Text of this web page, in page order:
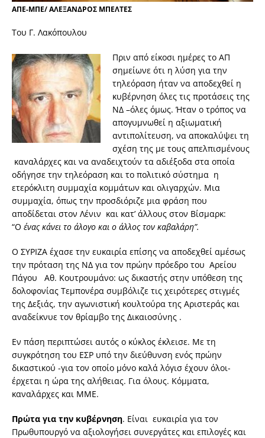
ΑΠΕ-ΜΠΕ/ ΑΛΕΞΑΝΔΡΟΣ ΜΠΕΛΤΕΣ
Του Γ. Λακόπουλου
Πριν από είκοσι ημέρες το ΑΠ
σημείωνε ότι η λύση για την
τηλεόραση ήταν να αποδεχθεί η
κυβέρνηση όλες τις προτάσεις της
ΝΔ –όλες όμως. Ήταν ο τρόπος να
απογυμνωθεί η αξιωματική
αντιπολίτευση, να αποκαλύψει τη
σχέση της με τους απελπισμένους
καναλάρχες και να αναδειχτούν τα αδιέξοδα στα οποία
οδήγησε την τηλεόραση και το πολιτικό σύστημα η
ετερόκλιτη συμμαχία κομμάτων και ολιγαρχών. Μια
συμμαχία, όπως την προσδιόριζε μια φράση που
αποδίδεται στον Λένιν και κατ’ άλλους στον Βίσμαρκ:
“Ο ένας κάνει το άλογο και ο άλλος τον καβαλάρη”.
Ο ΣΥΡΙΖΑ έχασε την ευκαιρία επίσης να αποδεχθεί αμέσως
την πρόταση της ΝΔ για τον πρώην πρόεδρο του Αρείου
Πάγου Αθ. Κουτρουμάνο: ως δικαστής στην υπόθεση της
δολοφονίας Τεμπονέρα συμβόλιζε τις χειρότερες στιγμές
της Δεξιάς, την αγωνιστική κουλτούρα της Αριστεράς και
αναδείκνυε τον θρίαμβο της Δικαιοσύνης .
Εν πάση περιπτώσει αυτός ο κύκλος έκλεισε. Με τη
συγκρότηση του ΕΣΡ υπό την διεύθυνση ενός πρώην
δικαστικού -για τον οποίο μόνο καλά λόγισ έχουν όλοι-
έρχεται η ώρα της αλήθειας. Για όλους. Κόμματα,
καναλάρχες και ΜΜΕ.
Πρώτα για την κυβέρνηση. Είναι ευκαιρία για τον
Πρωθυπουργό να αξιολογήσει συνεργάτες και επιλογές και